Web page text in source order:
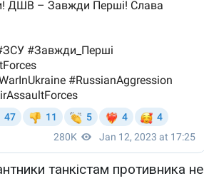
танкістам противника не